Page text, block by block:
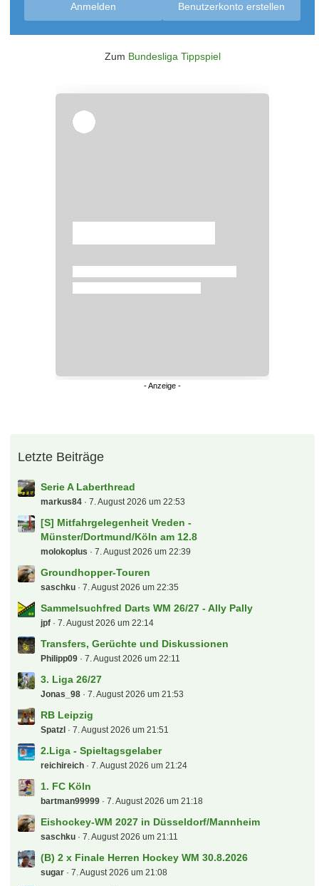
Benutzerkonto erstellen
Anmelden
Zum Bundesliga Tippspiel
Letzte Beiträge
Serie A Laberthread
markus84 7. August 2026 um 22:53
[S] Mitfahrgelegenheit Vreden -
Münster/Dortmund/Köln am 12.8
molokoplus 7. August 2026 um 22:39
Groundhopper-Touren
saschku 7. August 2026 um 22:35
Sammelsuchfred Darts WM 26/27 - Ally Pally
jpf 7. August 2026 um 22:14
Transfers, Gerüchte und Diskussionen
Philipp09 7. August 2026 um 22:11
3. Liga 26/27
Jonas_98 7. August 2026 um 21:53
RB Leipzig
Spatzl 7. August 2026 um 21:51
2.Liga - Spieltagsgelaber
reichireich 7. August 2026 um 21:24
1. FC Köln
bartman99999 7. August 2026 um 21:18
Eishockey-WM 2027 in Düsseldorf/Mannheim
saschku 7. August 2026 um 21:11
(B) 2 x Finale Herren Hockey WM 30.8.2026
sugar 7. August 2026 um 21:08